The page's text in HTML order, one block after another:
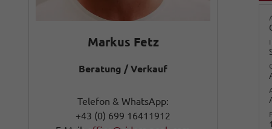
1
Markus Fetz
Beratung / Verkauf
Telefon & WhatsApp:
+43 (0) 699 16411912